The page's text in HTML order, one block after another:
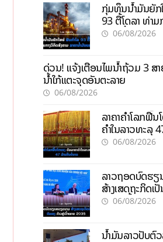
ກຸ່ມທຶນນ້ຳມັນຍັກ
93 ຕື້ໂດລາ ທ່າມ
ລາຄານໍ້າມັນແພງ
06/08/2026
ດ່ວນ! ແຈ້ງເຕືອນໄພນໍ້າຖ້ວມ 3 ສ
ນໍ້າໃກ້ແຕະຈຸດອັນຕະລາຍ
06/08/2026
ລາຄາຄຳໂລກຟື້ນ
ຄຳໃນລາວທະລຸ
06/08/2026
ລາວຖອດບົດຮ
ສ້າງເສດຖະກິດເປັ
ກ້າວສູ່ເປົ້າໝາຍ
06/08/2026
ນໍ້າມັນລາວປັບຕົ